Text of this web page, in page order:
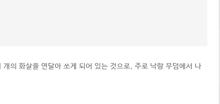
의 화살을 연달아 쏘게 되어 있는 것으로, 주로 낙랑 무덤에서 나